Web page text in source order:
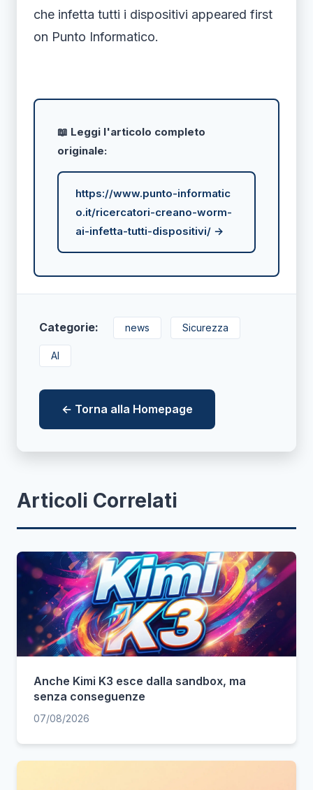
che infetta tutti i dispositivi appeared first
on Punto Informatico.
📖 Leggi l'articolo completo
originale:
https://www.punto-informatic
o.it/ricercatori-creano-worm-
ai-infetta-tutti-dispositivi/ →
Categorie: news Sicurezza
AI
← Torna alla Homepage
Articoli Correlati
Anche Kimi K3 esce dalla sandbox, ma
senza conseguenze
07/08/2026